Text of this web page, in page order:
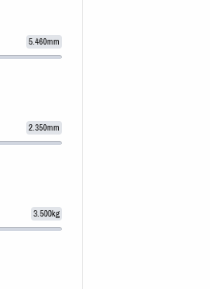
5.460mm
2.350mm
3.500kg